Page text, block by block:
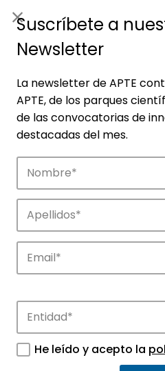
Noticias
Conoce las noticias
APTE y sus parques
tecnológicos.
Suscríbete a
Newsletter
La newsletter de APTE
APTE, de los parques
de las convocatorias de
destacadas del mes.
He leído y acepto la